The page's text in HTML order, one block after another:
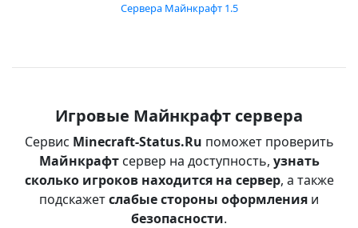
Сервера Майнкрафт 1.5
Игровые Майнкрафт сервера
Сервис Minecraft-Status.Ru поможет проверить
Майнкрафтсервер на доступность, узнать
сколько игроков находится на сервер, а также
подскажетслабые стороны оформления и
безопасности.